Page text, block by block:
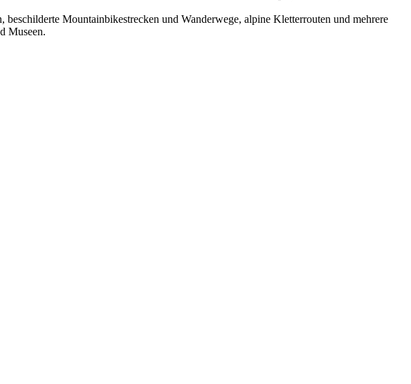
Mountainbikestrecken und Wanderwege, alpine Kletterrouten und mehrere
Museen.